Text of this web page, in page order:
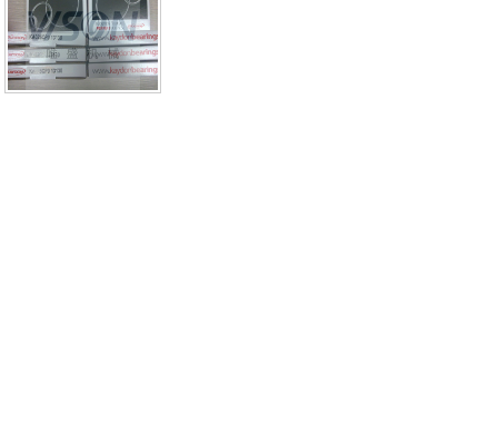
品牌推荐：UCPLE206CCESF208N3315SC3